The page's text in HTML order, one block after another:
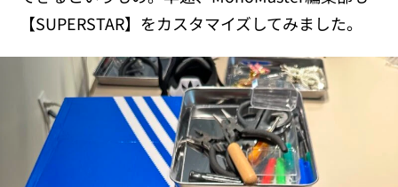
【SUPERSTAR】をカスタマイズしてみました。